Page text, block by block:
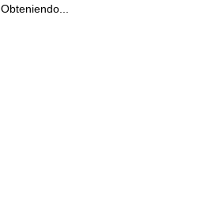
Obteniendo...